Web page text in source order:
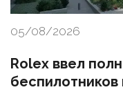
05/08/2026
Rolex ввел